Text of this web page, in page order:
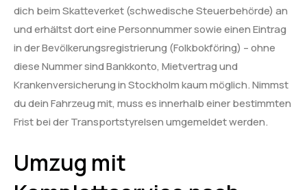
dich beim Skatteverket (schwedische Steuerbehörde) an
und erhältst dort eine Personnummer sowie einen Eintrag
in der Bevölkerungsregistrierung (Folkbokföring) – ohne
diese Nummer sind Bankkonto, Mietvertrag und
Krankenversicherung in Stockholm kaum möglich. Nimmst
du dein Fahrzeug mit, muss es innerhalb einer bestimmten
Frist bei der Transportstyrelsen umgemeldet werden.
Umzug mit